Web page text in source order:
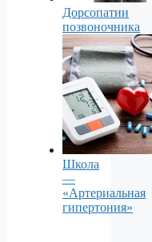
Дорсопатии
позвоночника
Школа
—
«Артериальная
гипертония»